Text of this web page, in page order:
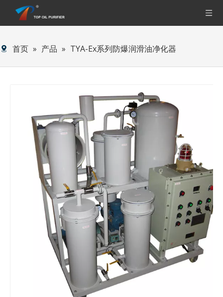
首页 » 产品 » TYA-Ex系列防爆润滑油净化器